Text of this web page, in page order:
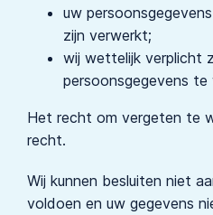
uw
zijn verwerkt;
wij wettelijk verplicht
persoonsgegevens te
Het recht om vergeten te
recht.
Wij kunnen besluiten niet
voldoen en uw gegevens